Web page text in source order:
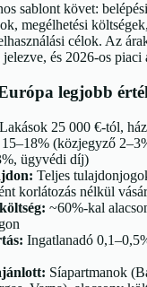
sablont követ:
megélhetési
célok. Az
és 2026-os piaci
legjobb
Lakások 25 000 €-tól,
15–18% (közjegyző
ügyvédi díj)
Teljes
korlátozás nélkül
~60%-kal
Ingatlanadó
Síapartmanok